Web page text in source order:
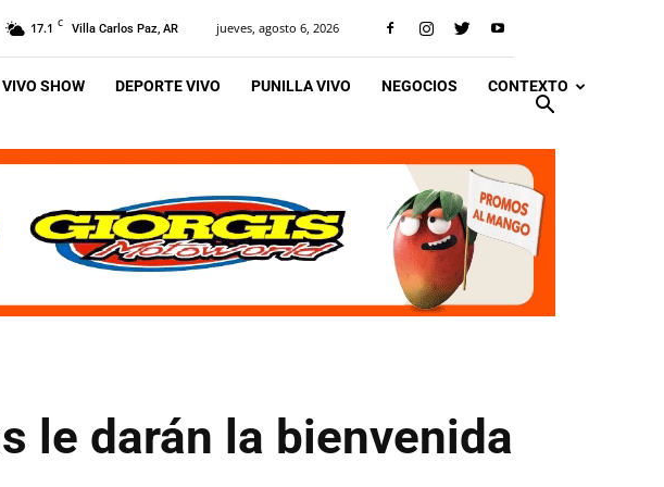
17.1 C Villa Carlos Paz, AR jueves, agosto 6, 2026
VIVO SHOW DEPORTE VIVO PUNILLA VIVO NEGOCIOS CONTEXTO
le darán la bienvenida